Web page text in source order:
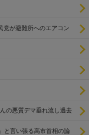
党が避難所へのエアコン
の悪質デマ垂れ流し過去
と言い張る高市首相の論